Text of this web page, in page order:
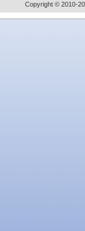
Copyright © 2010-